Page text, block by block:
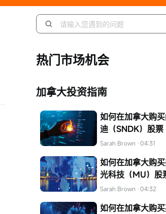
热门市场机会
加拿大投资指南
如何在加拿大购
迪（SNDK）股票
Sarah Brown ·04:31
如何在加拿大购
光科技（MU）股
Sarah Brown ·04:32
如何在加拿大购